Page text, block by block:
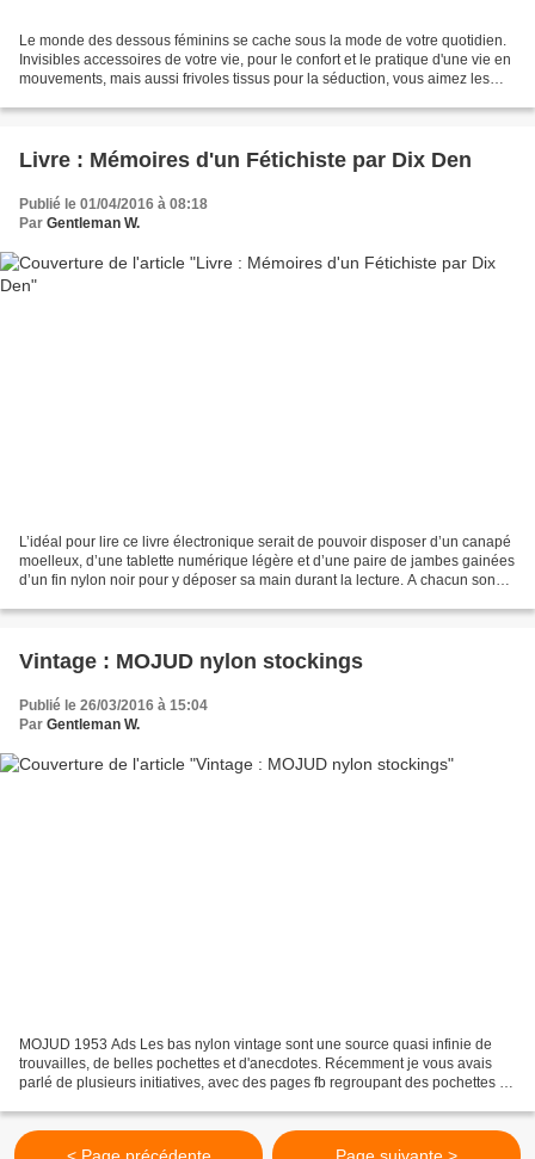
Le monde des dessous féminins se cache sous la mode de votre quotidien.
Invisibles accessoires de votre vie, pour le confort et le pratique d'une vie en
mouvements, mais aussi frivoles tissus pour la séduction, vous aimez les
Livre : Mémoires d'un Fétichiste par Dix Den
Publié le 01/04/2016 à 08:18
Par Gentleman W.
L’idéal pour lire ce livre électronique serait de pouvoir disposer d’un canapé
moelleux, d’une tablette numérique légère et d’une paire de jambes gainées
d’un fin nylon noir pour y déposer sa main durant la lecture. A chacun son
Vintage : MOJUD nylon stockings
Publié le 26/03/2016 à 15:04
Par Gentleman W.
MOJUD 1953 Ads Les bas nylon vintage sont une source quasi infinie de
trouvailles, de belles pochettes et d'anecdotes. Récemment je vous avais
parlé de plusieurs initiatives, avec des pages fb regroupant des pochettes de
< Page précédente Page suivante >